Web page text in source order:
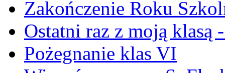
Zakończenie Roku
Ostatni raz z moją
Pożegnanie klas VI